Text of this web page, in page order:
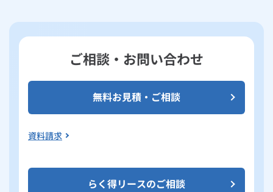
ご相談・お問い合わせ
無料お見積・ご相談
資料請求
らく得リースのご相談